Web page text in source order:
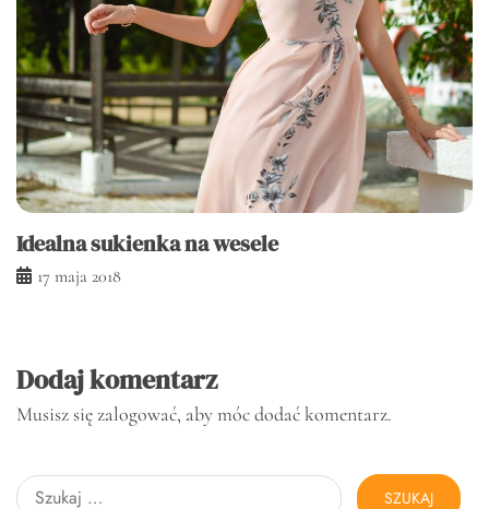
Idealna sukienka na wesele
17 maja 2018
Dodaj komentarz
Musisz sięzalogować, aby móc dodać komentarz.
Szukaj: